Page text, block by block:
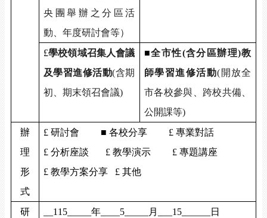
央團舉辦之分區活
動、年度研討會等）
£學校領域召集人會議
及學習進修活動(含期
初、期末領召會議)
■全市性(含分區辦理)教
師學習進修活動( 開放全
市各校參與、跨校共備、
公開課等)
辦
理
形
式
£ 研討會 ■ 各校分享 £ 專業對話
£ 分析座談 £ 教學演示 £ 專題講座
£ 教學方案分享 £ 其他
研
__115_____ 年____5_____ 月 ___15______ 日